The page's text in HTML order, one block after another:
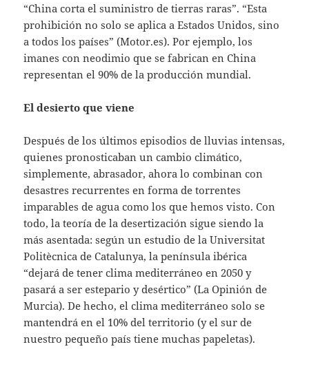
“China corta el suministro de tierras raras”. “Esta
prohibición no solo se aplica a Estados Unidos, sino
a todos los países” (Motor.es). Por ejemplo, los
imanes con neodimio que se fabrican en China
representan el 90% de la producción mundial.
El desierto que viene
Después de los últimos episodios de lluvias intensas,
quienes pronosticaban un cambio climático,
simplemente, abrasador, ahora lo combinan con
desastres recurrentes en forma de torrentes
imparables de agua como los que hemos visto. Con
todo, la teoría de la desertización sigue siendo la
más asentada: según un estudio de la Universitat
Politècnica de Catalunya, la península ibérica
“dejará de tener clima mediterráneo en 2050 y
pasará a ser estepario y desértico” (La Opinión de
Murcia). De hecho, el clima mediterráneo solo se
mantendrá en el 10% del territorio (y el sur de
nuestro pequeño país tiene muchas papeletas).